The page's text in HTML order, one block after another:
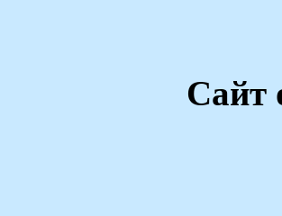
Сайт